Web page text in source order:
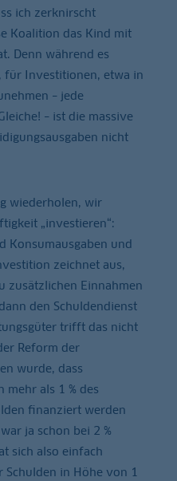
ich zerknirscht
Koalition das Kind mit
Denn während es
für Investitionen, etwa in
– jede
– ist die massive
nicht
wiederholen, wir
„investieren“:
Konsumausgaben und
zeichnet aus,
zusätzlichen Einnahmen
den Schuldendienst
trifft das nicht
Reform der
wurde, dass
mehr als 1 % des
finanziert werden
ja schon bei 2 %
sich also einfach
in Höhe von 1